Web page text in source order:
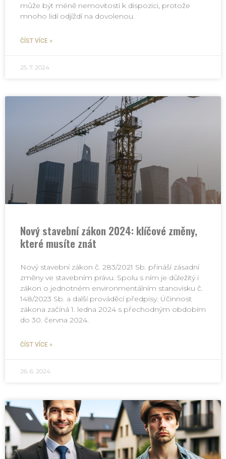
může být méně nemovitostí k dispozici, protože
mnoho lidí odjíždí na dovolenou.
ČÍST VÍCE »
25. 7. 2024
Nový stavební zákon 2024: klíčové změny,
které musíte znát
Nový stavební zákon č. 283/2021 Sb. přináší zásadní
změny ve stavebním právu. Spolu s ním je důležitý i
zákon o jednotném environmentálním stanovisku č.
148/2023 Sb. a další prováděcí předpisy. Účinnost
zákona začíná 1. ledna 2024 s přechodným obdobím
do 30. června 2024.
ČÍST VÍCE »
26. 6. 2024